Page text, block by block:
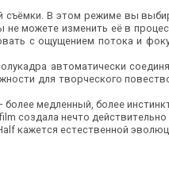
В этом режиме вы
не можете изменить её в
с ощущением потока и
автоматически
для творческого
медленный, более
создала нечто
кажется естественной